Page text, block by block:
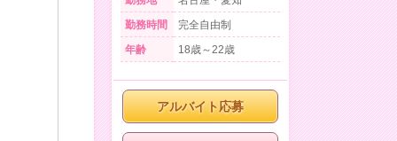
勤務時間
完全自由制
年齢
18歳～22歳
アルバイト応募